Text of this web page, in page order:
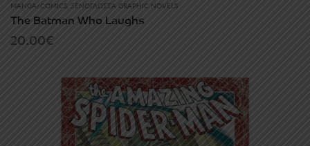
MANGA/COMICS ΞΕΝΌΓΛΩΣΣΑ GRAPHIC NOVELS
The Batman Who Laughs
20.00€